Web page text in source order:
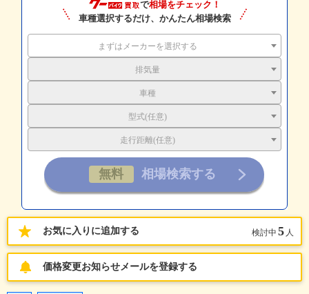
で相場をチェック！
車種選択するだけ、かんたん相場検索
まずはメーカーを選択する
排気量
車種
型式(任意)
走行距離(任意)
お気に入りに追加する 検討中 5 人
価格変更お知らせメールを登録する